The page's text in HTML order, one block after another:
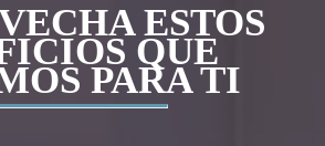
ESTOS
QUE
PARA TI